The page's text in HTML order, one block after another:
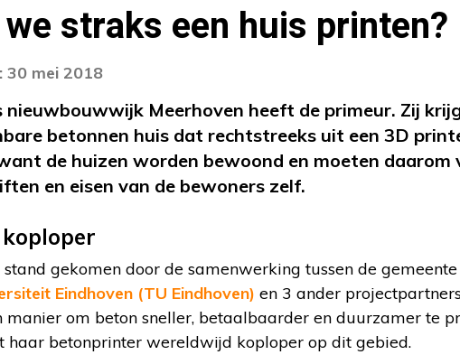
straks een huis printen?
30 mei 2018
nieuwbouwwijk Meerhoven heeft de primeur. Zij
betonnen huis dat rechtstreeks uit een 3D
de huizen worden bewoond en moeten daarom
en eisen van de bewoners zelf.
gekomen door de samenwerking tussen de gemeente
Eindhoven (TU Eindhoven) en 3 ander
manier om beton sneller, betaalbaarder en duurzamer te
haar betonprinter wereldwijd koploper op dit gebied.